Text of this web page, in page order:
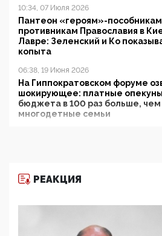
10:34, 07 Июля 2026
Пантеон «героям»-
противникам Православия в
Лавре: Зеленский и Ко
копыта
06:38, 19 Июня 2026
На Гиппократовском форуме
шокирующее: платные
бюджета в 100 раз больше,
многодетные семьи
11:53, 09 Июня 2026
деятельность ИИТО ЮНЕСКО в
цифроглобалисты продолжают
повестку в образовании
РЕАКЦИЯ